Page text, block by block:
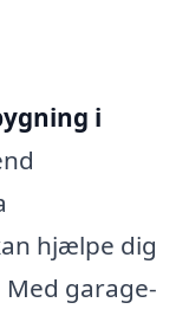
i
hjælpe dig
garage-